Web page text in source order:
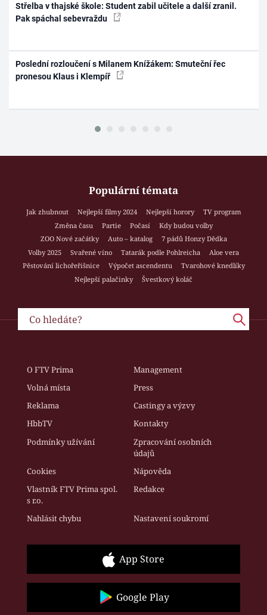
Střelba v thajské škole: Student zabil učitele a další zranil.
Pak spáchal sebevraždu
Poslední rozloučení s Milanem Knížákem: Smuteční řec
pronesou Klaus i Klempíř
Populární témata
Jak zhubnout Nejlepší filmy 2024 Nejlepší horory
TV program
Změna času
Partie Počasí
Kdy budou volby
ZOO Nové začátky
Auto – katalog
7 pádů Honzy Dědka
Volby 2025
Svařené víno Tatarák podle Pohlreicha
Aloe vera
Pěstování lichořeřišnice
Výpočet ascendentu
Tvarohové knedlíky
Nejlepší palačinky
Švestkový koláč
O FTV Prima
Management
Volná místa
Press
Reklama
Castingy a výzvy
HbbTV
Kontakty
Podmínky užívání
Zpracování osobních
údajů
Cookies
Nápověda
Vlastník FTV Prima spol.
s r.o.
Redakce
Nahlásit chybu Nastavení soukromí
App Store
Google Play